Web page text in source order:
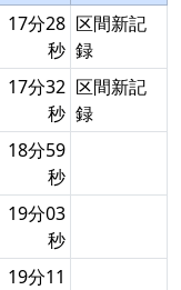
17分28
秒
区間新記
録
17分32
秒
区間新記
録
18分59
秒
19分03
秒
19分11